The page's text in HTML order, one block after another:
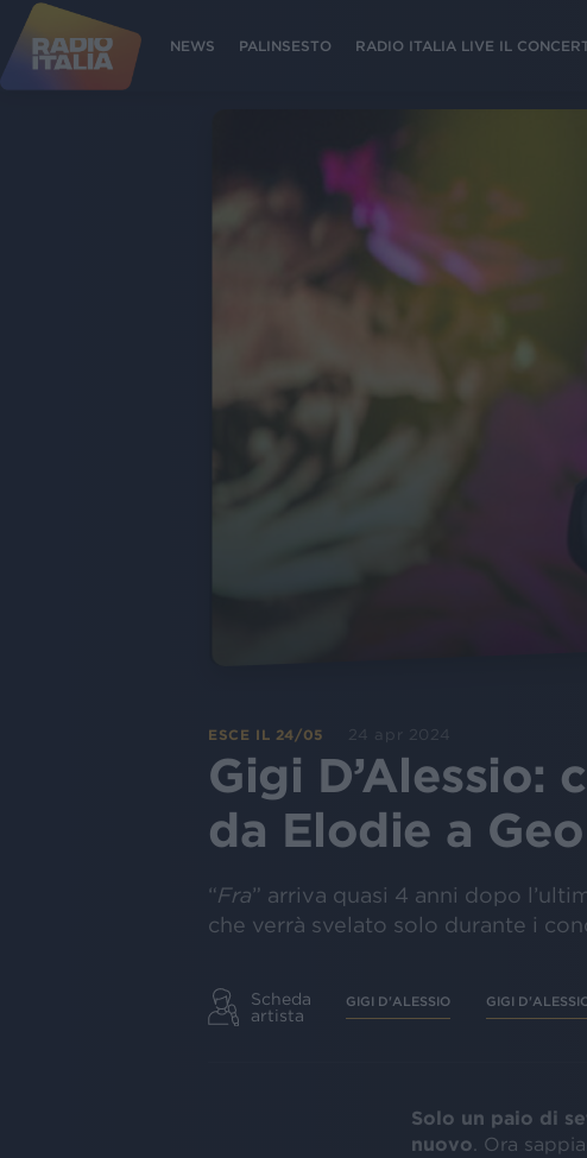
NEWS PALINSESTO RADIO ITALIA LIVE IL
ESCE IL 24/05 24 apr 2024
Gigi D’Alessio:
da Elodie a
“Fra” arriva quasi 4 anni dopo
che verrà svelato solo durante i
Scheda
artista
GIGI D'ALESSIO GIGI
Solo un paio di
nuovo . Ora